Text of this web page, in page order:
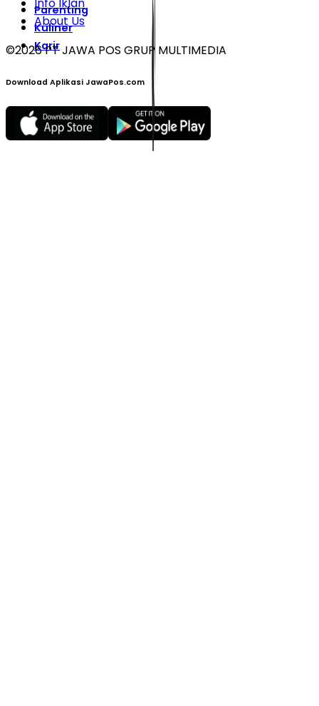
Parenting
Kuliner
Karir
Info Iklan
About Us
©2026PT JAWA POS GRUP MULTIMEDIA
Download Aplikasi JawaPos.com